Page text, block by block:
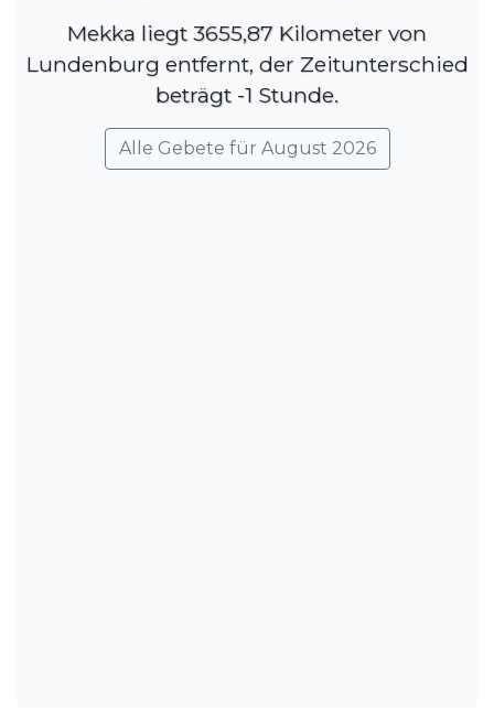
Mekka liegt 3655,87 Kilometer von
Lundenburg entfernt, der Zeitunterschied
beträgt -1 Stunde.
Alle Gebete für August 2026